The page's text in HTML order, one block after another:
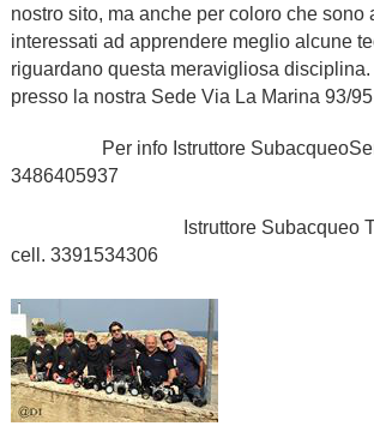
nostro sito, ma anche per coloro che sono
interessati ad apprendere meglio alcune
riguardano questa meravigliosa
presso la nostra Sede Via La Marina 93/
Per info Istruttore
3486405937
Istruttore Subacqueo Tritto
cell. 3391534306